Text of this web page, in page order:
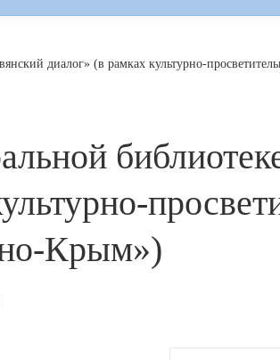
диалог» (в рамках культурно-
Крым»)